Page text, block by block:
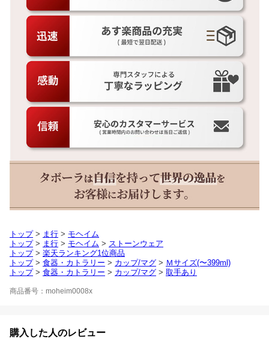
トップ> ま行 > モヘイム
トップ> ま行 > モヘイム > ストーンウェア
トップ> 楽天ランキング1位商品
トップ> 食器・カトラリー > カップ/マグ > Ｍサイズ(〜399ml)
トップ> 食器・カトラリー > カップ/マグ > 取手あり
商品番号：moheim0008x
購入した人のレビュー